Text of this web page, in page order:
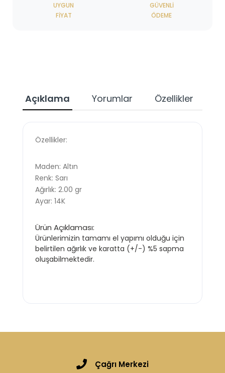
UYGUN
FIYAT
GÜVENLI
ÖDEME
Açıklama Yorumlar Özellikler
Özellikler:
Maden: Altın
Renk: Sarı
Ağırlık: 2.00 gr
Ayar: 14K
Ürün Açıklaması:
Ürünlerimizin tamamı el yapımı olduğu için
belirtilen ağırlık ve karatta (+/-) %5 sapma
oluşabilmektedir.
Çağrı Merkezi